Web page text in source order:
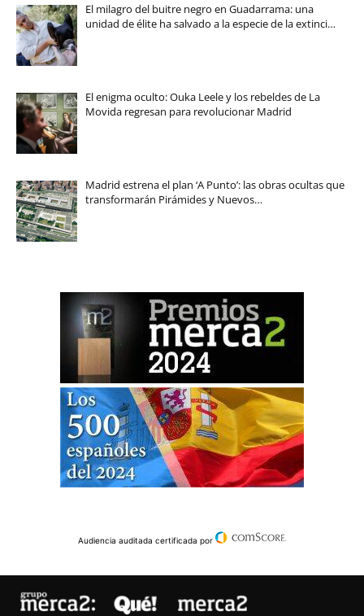
El milagro del buitre negro en Guadarrama: una
unidad de élite ha salvado a la especie de la extinci…
El enigma oculto: Ouka Leele y los rebeldes de La
Movida regresan para revolucionar Madrid
Madrid estrena el plan ‘A Punto’: las obras ocultas que
transformarán Pirámides y Nuevos…
Audiencia auditada certificada por